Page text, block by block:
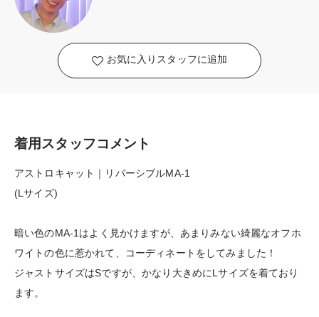
お気に入りスタッフに追加
着用スタッフコメント
アストロキャット｜リバーシブルMA-1
(Lサイズ)
暗い色のMA-1はよく見かけますが、あまりみない綺麗なオフホ
ワイトの色に惹かれて、コーディネートをしてみました！
ジャストサイズはSですが、かなり大きめにLサイズを着ており
ます。